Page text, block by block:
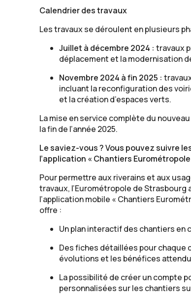
Calendrier des travaux
Les travaux se déroulent en plusieurs
Juillet à décembre 2024 : travaux
déplacement et la modernisation
Novembre 2024 à fin 2025 :
incluant la reconfiguration des
et la création d’espaces verts.
La mise en service complète du
la fin de l’année 2025.
Le saviez-vous ? Vous pouvez suivre
l’application « Chantiers Eurométropole
Pour permettre aux riverains et aux
travaux, l’Eurométropole de Strasbourg
l’application mobile « Chantiers
offre :
Un plan interactif des chantiers en
Des fiches détaillées pour chaque
évolutions et les bénéfices
La possibilité de créer un compte
personnalisées sur les chantiers